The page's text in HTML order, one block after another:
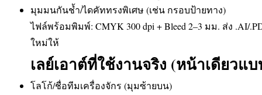
มุมมนกันช้ำ/ไดคัททรงพิเศษ (เช่น กรอบป้ายทาง)
ไฟล์พร้อมพิมพ์: CMYK 300 dpi + Bleed 2–3 มม. ส่ง .AI/
ใหม่ให้
เลย์เอาต์ที่ใช้งานจริง (หน้าเดียวแ
โลโก้/ชื่อทีมเครื่องจักร (มุมซ้ายบน)